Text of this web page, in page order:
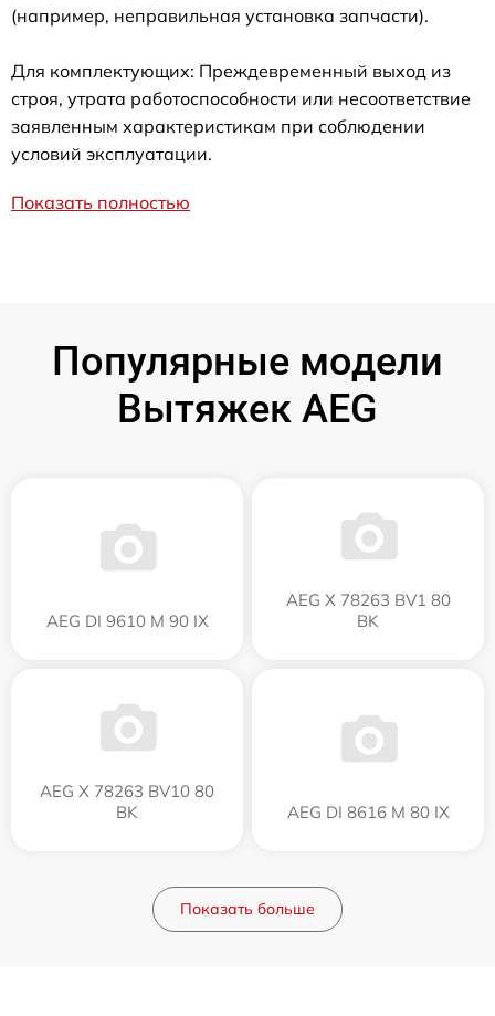
(например, неправильная установка запчасти).
Для комплектующих: Преждевременный выход из
строя, утрата работоспособности или несоответствие
заявленным характеристикам при соблюдении
условий эксплуатации.
Показать полностью
Популярные модели
Вытяжек AEG
AEG DI 9610 M 90 IX
AEG X 78263 BV1 80
BK
AEG X 78263 BV10 80
BK
AEG DI 8616 M 80 IX
Показать больше